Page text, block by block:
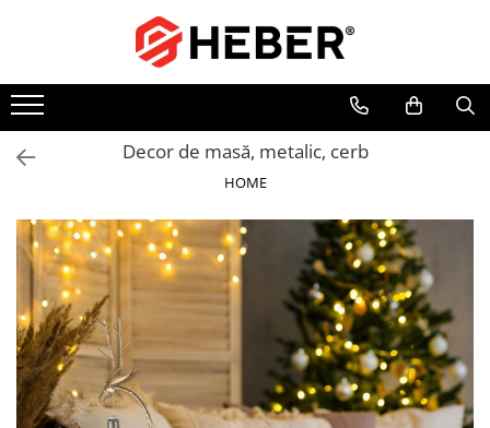
Toate Produsele
Mixere cu bol
Aer conditionat
Pompe submersibile
Pompe submersibile nisip
Pompe apa de suprafata
Motopompe
Hidrofoare
Hidrofor cu pompa submersibila
Decor de masă, metalic, cerb
HOME